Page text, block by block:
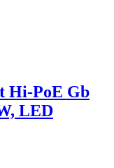
Hi-PoE Gb
LED